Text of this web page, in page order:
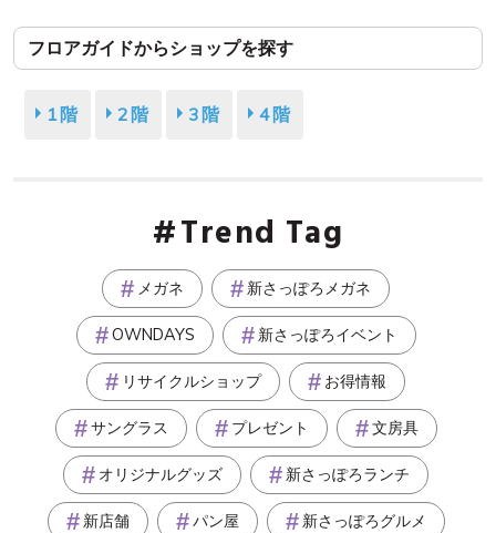
フロアガイドからショップを探す
1階 2階 3階 4階
Trend Tag
メガネ 新さっぽろメガネ
OWNDAYS 新さっぽろイベント
リサイクルショップ お得情報
サングラス プレゼント 文房具
オリジナルグッズ 新さっぽろランチ
新店舗 パン屋 新さっぽろグルメ